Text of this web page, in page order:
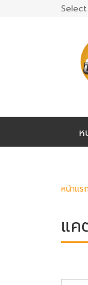
ห
หน้าแร
แค